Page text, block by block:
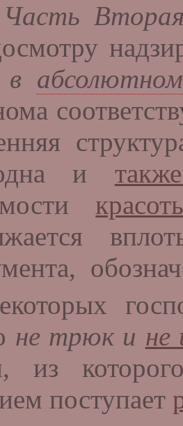
Часть
в абсолютном
и
не трюк и не
из
поступает